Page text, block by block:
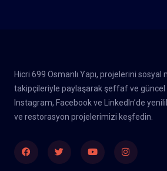
Hicri 699 Osmanlı Yapı, projelerini
takipçileriyle paylaşarak şeffaf ve güncel
Instagram, Facebook ve LinkedIn’de
ve restorasyon projelerimizi keşfedin.
FacebookTwitter YoutubeInstagram